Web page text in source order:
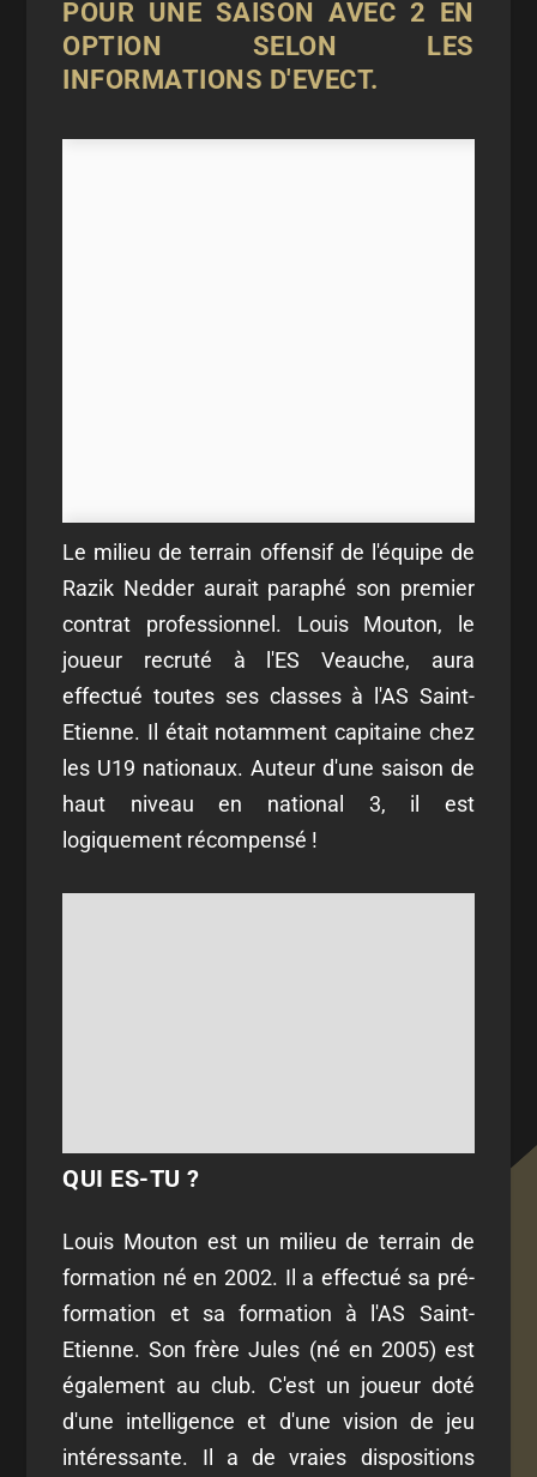
POUR UNE SAISON AVEC 2 EN
OPTION SELON LES
INFORMATIONS D'EVECT.
Le milieu de terrain offensif de l'équipe de
Razik Nedder aurait paraphé son premier
contrat professionnel. Louis Mouton, le
joueur recruté à l'ES Veauche, aura
effectué toutes ses classes à l'AS Saint-
Etienne. Il était notamment capitaine chez
les U19 nationaux. Auteur d'une saison de
haut niveau en national 3, il est
logiquement récompensé !
QUI ES-TU ?
Louis Mouton est un milieu de terrain de
formation né en 2002. Il a effectué sa pré-
formation et sa formation à l'AS Saint-
Etienne. Son frère Jules (né en 2005) est
également au club. C'est un joueur doté
d'une intelligence et d'une vision de jeu
intéressante. Il a de vraies dispositions